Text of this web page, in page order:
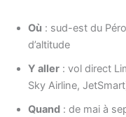
Où : sud-est du
d’altitude
Y aller : vol direct
Sky Airline,
Quand : de mai à